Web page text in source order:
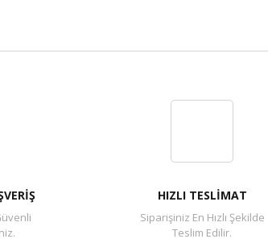
HIZLI TESLİMAT
Siparişiniz En Hızlı Şekilde
Teslim Edilir.